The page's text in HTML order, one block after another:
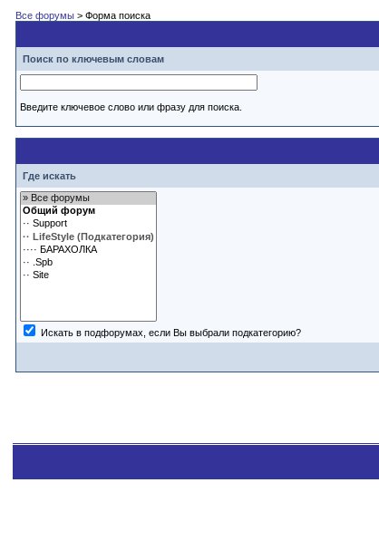
Все форумы > Форма поиска
Поиск по ключевым словам
Введите ключевое слово или фразу для поиска.
Где искать
Искать в подфорумах, если Вы выбрали подкатегорию?